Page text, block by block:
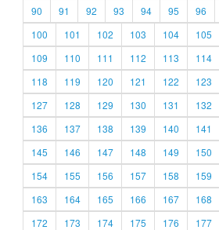
90
91 92 93 94 95 96
100
101 102 103 104 105
109
110 111 112 113 114
118
119 120 121 122 123
127
128 129 130 131 132
136
137 138 139 140 141
145
146 147 148 149 150
154
155 156 157 158 159
163
164 165 166 167 168
172
173 174 175 176 177